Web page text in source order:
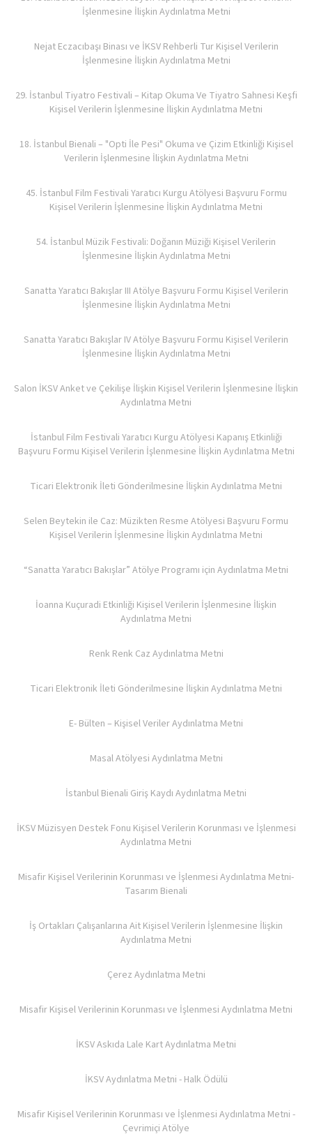
İşlenmesine İlişkin Aydınlatma Metni
Nejat Eczacıbaşı Binası ve İKSV Rehberli Tur Kişisel Verilerin
İşlenmesine İlişkin Aydınlatma Metni
29. İstanbul Tiyatro Festivali – Kitap Okuma Ve Tiyatro Sahnesi Keşfi
Kişisel Verilerin İşlenmesine İlişkin Aydınlatma Metni
18. İstanbul Bienali – "Opti İle Pesi" Okuma ve Çizim Etkinliği Kişisel
Verilerin İşlenmesine İlişkin Aydınlatma Metni
45. İstanbul Film Festivali Yaratıcı Kurgu Atölyesi Başvuru Formu
Kişisel Verilerin İşlenmesine İlişkin Aydınlatma Metni
54. İstanbul Müzik Festivali: Doğanın Müziği Kişisel Verilerin
İşlenmesine İlişkin Aydınlatma Metni
Sanatta Yaratıcı Bakışlar III Atölye Başvuru Formu Kişisel Verilerin
İşlenmesine İlişkin Aydınlatma Metni
Sanatta Yaratıcı Bakışlar IV Atölye Başvuru Formu Kişisel Verilerin
İşlenmesine İlişkin Aydınlatma Metni
Salon İKSV Anket ve Çekilişe İlişkin Kişisel Verilerin İşlenmesine İlişkin
Aydınlatma Metni
İstanbul Film Festivali Yaratıcı Kurgu Atölyesi Kapanış Etkinliği
Başvuru Formu Kişisel Verilerin İşlenmesine İlişkin Aydınlatma Metni
Ticari Elektronik İleti Gönderilmesine İlişkin Aydınlatma Metni
Selen Beytekin ile Caz: Müzikten Resme Atölyesi Başvuru Formu
Kişisel Verilerin İşlenmesine İlişkin Aydınlatma Metni
“Sanatta Yaratıcı Bakışlar” Atölye Programı için Aydınlatma Metni
İoanna Kuçuradi Etkinliği Kişisel Verilerin İşlenmesine İlişkin
Aydınlatma Metni
Renk Renk Caz Aydınlatma Metni
Ticari Elektronik İleti Gönderilmesine İlişkin Aydınlatma Metni
E- Bülten – Kişisel Veriler Aydınlatma Metni
Masal Atölyesi Aydınlatma Metni
İstanbul Bienali Giriş Kaydı Aydınlatma Metni
İKSV Müzisyen Destek Fonu Kişisel Verilerin Korunması ve İşlenmesi
Aydınlatma Metni
Misafir Kişisel Verilerinin Korunması ve İşlenmesi Aydınlatma Metni-
Tasarım Bienali
İş Ortakları Çalışanlarına Ait Kişisel Verilerin İşlenmesine İlişkin
Aydınlatma Metni
Çerez Aydınlatma Metni
Misafir Kişisel Verilerinin Korunması ve İşlenmesi Aydınlatma Metni
İKSV Askıda Lale Kart Aydınlatma Metni
İKSV Aydınlatma Metni - Halk Ödülü
Misafir Kişisel Verilerinin Korunması ve İşlenmesi Aydınlatma Metni -
Çevrimiçi Atölye